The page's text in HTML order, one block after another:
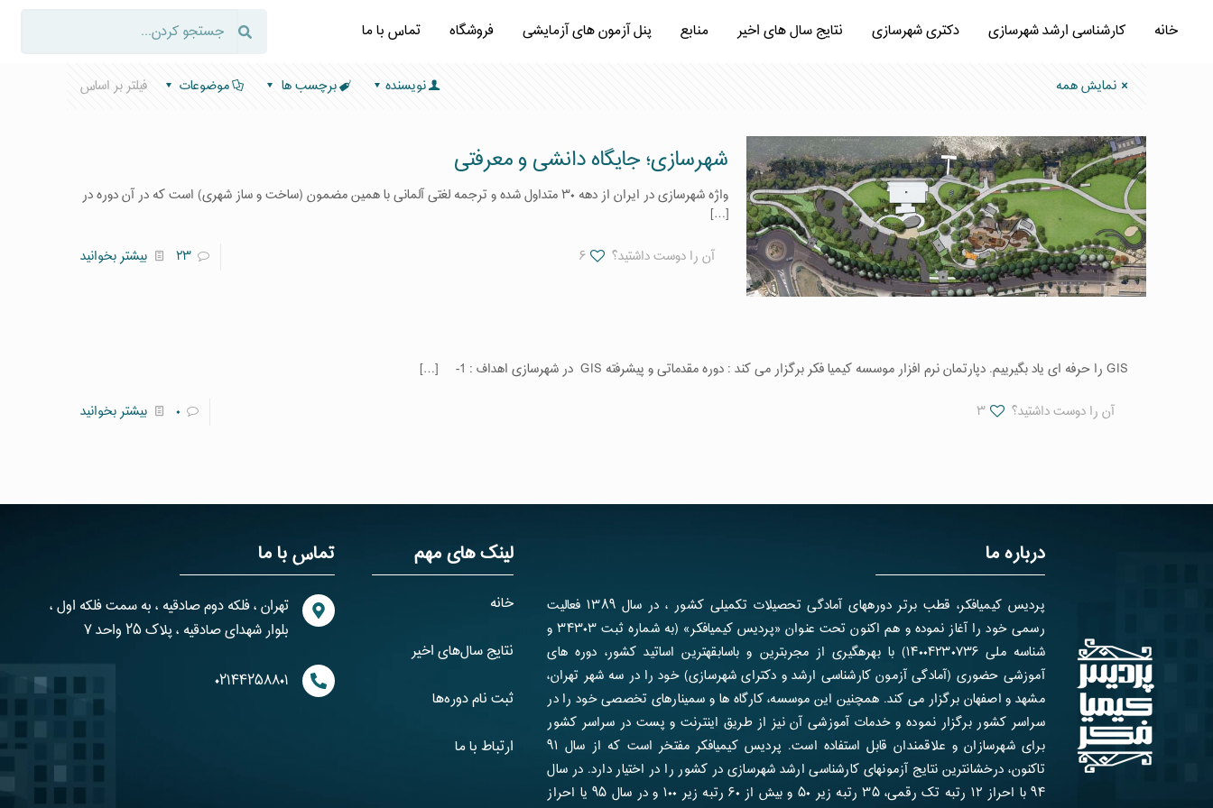
خانه کارشناسی ارشد شهرسازی دکتری شهرسازی نتایج سال های اخیر منابع پنل آزمون های آزمایشی فروشگاه تماس با ما
فیلتر بر اساس موضوعات برچسب ها نویسنده نمایش همه
شهرسازی؛ جایگاه دانشی و معرفتی
واژه شهرسازی در ایران از دهه ۳۰ متداول شده و ترجمه لغتی آلمانی با همین مضمون (ساخت و ساز شهری) است که در آن دوره در
[…]
آن را دوست داشتید؟ ۶ ۲۳ بیشتر بخوانید
GIS را حرفه ای یاد بگیرییم. دپارتمان نرم افزار موسسه کیمیا فکر برگزار می کند : دوره مقدماتی و پیشرفته GIS در شهرسازی اهداف : 1- […]
آن را دوست داشتید؟ ۳ ۰ بیشتر بخوانید
درباره ما
پردیس کیمیافکر، قطب برتر دوره­های آمادگی تحصیلات تکمیلی کشور ، در سال ۱۳۸۹ فعالیت
رسمی خود را آغاز نموده و هم اکنون تحت عنوان «پردیس کیمیافکر» (به شماره ثبت ۳۴۳۰۳ و
شناسه ملی ۱۴۰۰۴۲۳۰۷۳۶) با بهره­گیری از مجرب­ترین و باسابقه­ترین اساتید کشور، دوره های
آموزشی حضوری (آمادگی آزمون کارشناسی ارشد و دکترای شهرسازی) خود را در سه شهر تهران،
مشهد و اصفهان برگزار می کند. همچنین این موسسه، کارگاه ها و سمینارهای تخصصی خود را در
سراسر کشور برگزار نموده و خدمات آموزشی آن نیز از طریق اینترنت و پست در سراسر کشور
برای شهرسازان و علاقمندان قابل استفاده است. پردیس کیمیافکر مفتخر است که از سال ۹۱
تاکنون، درخشانترین نتایج آزمون­های کارشناسی ارشد شهرسازی در کشور را در اختیار دارد. در سال
۹۴ با احراز ۱۲ رتبه تک رقمی، ۳۵ رتبه زیر ۵۰ و بیش از ۶۰ رتبه زیر ۱۰۰ و در سال ۹۵ یا احراز
لینک های مهم
خانه
نتایج سال‌های اخیر
ثبت نام دوره‌ها
ارتباط با ما
تماس با ما
تهران ، فلکه دوم صادقیه ، به سمت فلکه اول ،
بلوار شهدای صادقیه ، پلاک ۲۵ واحد ۷
۰۲۱۴۴۲۵۸۸۰۱